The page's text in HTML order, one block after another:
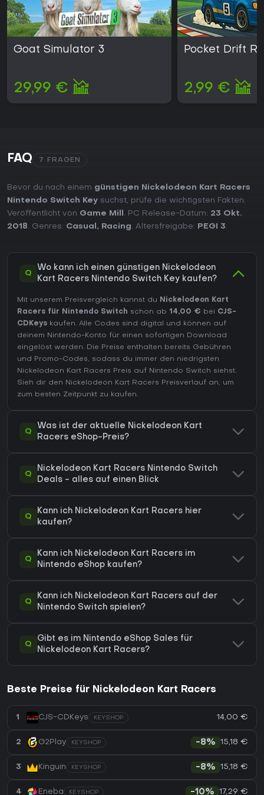
Goat Simulator 3
29,99 €
Pocket Drift
2,99 €
FAQ 7 FRAGEN
Bevor du nach einem günstigen Nickelodeon Kart Racers
Nintendo Switch Key suchst, prüfe die wichtigsten Fakten.
Veröffentlicht von Game Mill . PC Release-Datum: 23 Okt.
2018. Genres: Casual , Racing. Altersfreigabe: PEGI 3.
Q
Wo kann ich einen günstigen Nickelodeon
Kart Racers Nintendo Switch Key kaufen?
Mit unserem Preisvergleich kannst du Nickelodeon Kart
Racers für Nintendo Switch schon ab 14,00 € bei CJS-
CDKeys kaufen. Alle Codes sind digital und können auf
deinem Nintendo-Konto für einen sofortigen Download
eingelöst werden. Die Preise enthalten bereits Gebühren
und Promo-Codes, sodass du immer den niedrigsten
Nickelodeon Kart Racers Preis auf Nintendo Switch siehst.
Sieh dir den Nickelodeon Kart Racers Preisverlauf an, um
zum besten Zeitpunkt zu kaufen.
Q
Was ist der aktuelle Nickelodeon Kart
Racers eShop-Preis?
Q
Nickelodeon Kart Racers Nintendo Switch
Deals - alles auf einen Blick
Q
Kann ich Nickelodeon Kart Racers hier
kaufen?
Q
Kann ich Nickelodeon Kart Racers im
Nintendo eShop kaufen?
Q
Kann ich Nickelodeon Kart Racers auf der
Nintendo Switch spielen?
Q
Gibt es im Nintendo eShop Sales für
Nickelodeon Kart Racers?
Beste Preise für Nickelodeon Kart Racers
1 CJS-CDKeys KEYSHOP 14,00 €
2 G2Play KEYSHOP -8% 15,18 €
3 Kinguin KEYSHOP -8% 15,18 €
4 Eneba KEYSHOP -10% 17,29 €